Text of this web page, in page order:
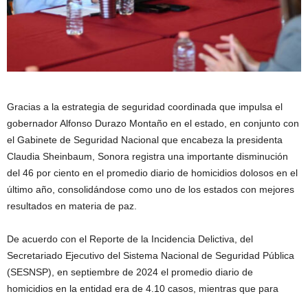
Gracias a la estrategia de seguridad coordinada que impulsa el
gobernador Alfonso Durazo Montaño en el estado, en conjunto con
el Gabinete de Seguridad Nacional que encabeza la presidenta
Claudia Sheinbaum, Sonora registra una importante disminución
del 46 por ciento en el promedio diario de homicidios dolosos en el
último año, consolidándose como uno de los estados con mejores
resultados en materia de paz.
De acuerdo con el Reporte de la Incidencia Delictiva, del
Secretariado Ejecutivo del Sistema Nacional de Seguridad Pública
(SESNSP), en septiembre de 2024 el promedio diario de
homicidios en la entidad era de 4.10 casos, mientras que para